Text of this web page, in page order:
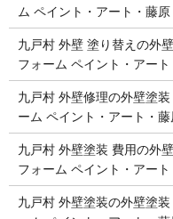
ム ペイント・アート・藤原
九戸村 外壁 塗り替えの外
フォーム ペイント・アー
九戸村 外壁修理の外壁塗
ーム ペイント・アート・藤
九戸村 外壁塗装 費用の外
フォーム ペイント・アー
九戸村 外壁塗装の外壁塗